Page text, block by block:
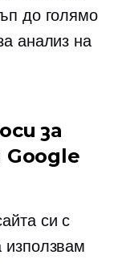
до голямо
анализ на
за
Google
си с